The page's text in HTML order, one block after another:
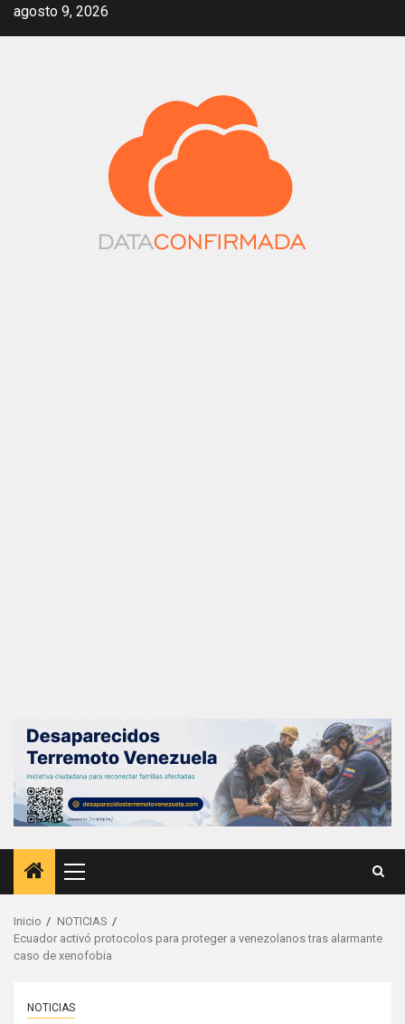
Saltar
agosto 9, 2026
Menú
principal
Inicio
NOTICIAS
Ecuador activó protocolos para proteger a venezolanos tras alarmante
caso de xenofobia
NOTICIAS